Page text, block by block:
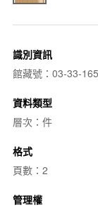
識別資訊
館藏號：03-33-
資料類型
層次：件
格式
頁數：2
管理權